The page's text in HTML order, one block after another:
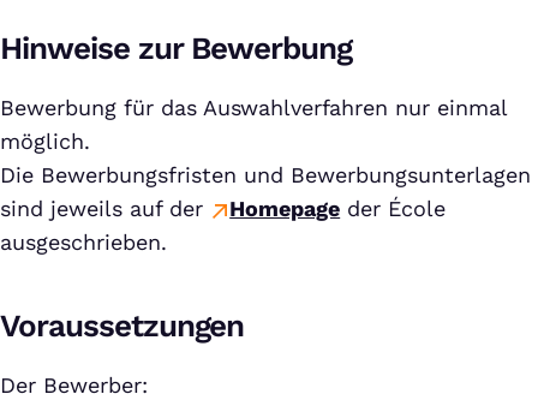
Hinweise zur Bewerbung
Bewerbung für das Auswahlverfahren nur einmal
möglich.
Die Bewerbungsfristen und Bewerbungsunterlagen
sind jeweils auf der
Homepage der École
ausgeschrieben.
Voraussetzungen
Der Bewerber: